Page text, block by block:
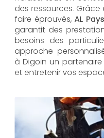
des ressources.
faire éprouvés,AL
garantit des
besoins des
approche
à Digoin un
et entretenir vos